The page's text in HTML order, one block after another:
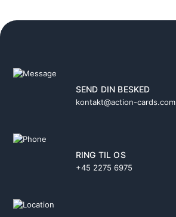
SEND DIN BESKED
kontakt@action-cards.com
RING TIL OS
+45 2275 6975